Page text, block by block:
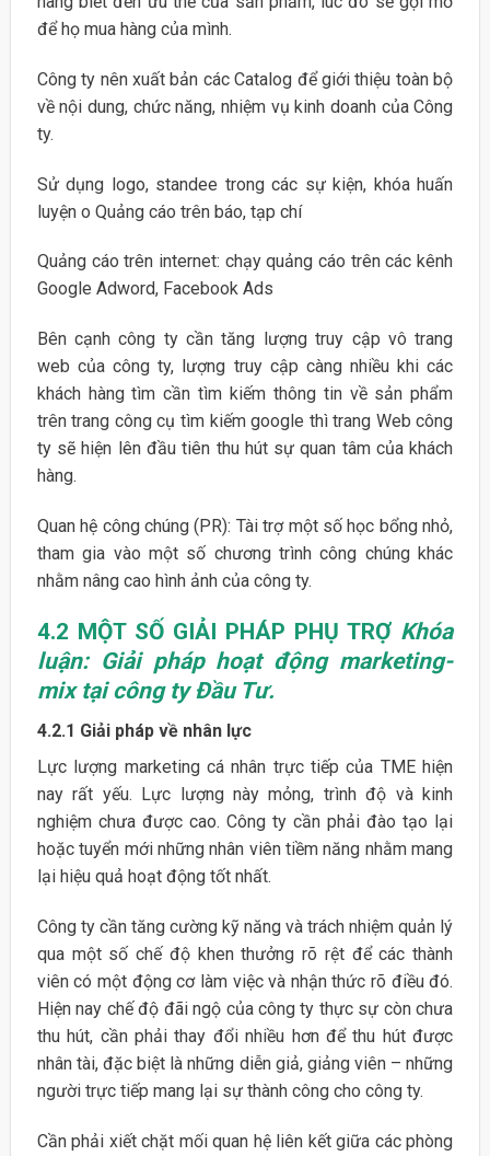
để họ mua hàng của mình.
Công ty nên xuất bản các Catalog để giới thiệu toàn bộ
về nội dung, chức năng, nhiệm vụ kinh doanh của Công
ty.
Sử dụng logo, standee trong các sự kiện, khóa huấn
luyện o Quảng cáo trên báo, tạp chí
Quảng cáo trên internet: chạy quảng cáo trên các kênh
Google Adword, Facebook Ads
Bên cạnh công ty cần tăng lượng truy cập vô trang
web của công ty, lượng truy cập càng nhiều khi các
khách hàng tìm cần tìm kiếm thông tin về sản phẩm
trên trang công cụ tìm kiếm google thì trang Web công
ty sẽ hiện lên đầu tiên thu hút sự quan tâm của khách
hàng.
Quan hệ công chúng (PR): Tài trợ một số học bổng nhỏ,
tham gia vào một số chương trình công chúng khác
nhằm nâng cao hình ảnh của công ty.
4.2 MỘT SỐ GIẢI PHÁP PHỤ TRỢ Khóa
luận: Giải pháp hoạt động marketing-
mix tại công ty Đầu Tư.
4.2.1 Giải pháp về nhân lực
Lực lượng marketing cá nhân trực tiếp của TME hiện
nay rất yếu. Lực lượng này mỏng, trình độ và kinh
nghiệm chưa được cao. Công ty cần phải đào tạo lại
hoặc tuyển mới những nhân viên tiềm năng nhằm mang
lại hiệu quả hoạt động tốt nhất.
Công ty cần tăng cường kỹ năng và trách nhiệm quản lý
qua một số chế độ khen thưởng rõ rệt để các thành
viên có một động cơ làm việc và nhận thức rõ điều đó.
Hiện nay chế độ đãi ngộ của công ty thực sự còn chưa
thu hút, cần phải thay đổi nhiều hơn để thu hút được
nhân tài, đặc biệt là những diễn giả, giảng viên – những
người trực tiếp mang lại sự thành công cho công ty.
Cần phải xiết chặt mối quan hệ liên kết giữa các phòng